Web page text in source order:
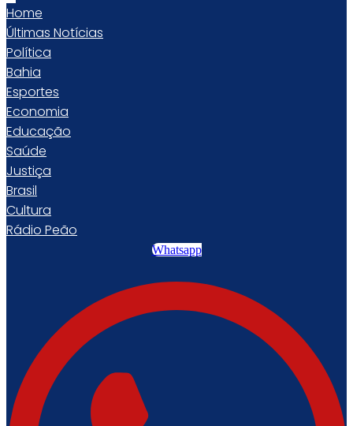
Home
Últimas Notícias
Política
Bahia
Esportes
Economia
Educação
Saúde
Justiça
Brasil
Cultura
Rádio Peão
Whatsapp